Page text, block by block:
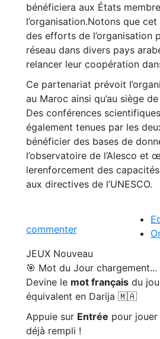
bénéficiera aux États
l’organisation.Notons que
des efforts de l’organisation
réseau dans divers pays
relancer leur coopération
Ce partenariat prévoit
au Maroc ainsi qu’au siège
Des conférences
également tenues par les
bénéficier des bases de
l’observatoire de l’Alesco et
lerenforcement des
aux directives de l’UNESCO.
commenter
JEUX Nouveau
🎯 Mot du Jour chargement...
Devine le mot français du
équivalent en Darija 🇲🇦
Appuie sur Entrée pour
déjà rempli !